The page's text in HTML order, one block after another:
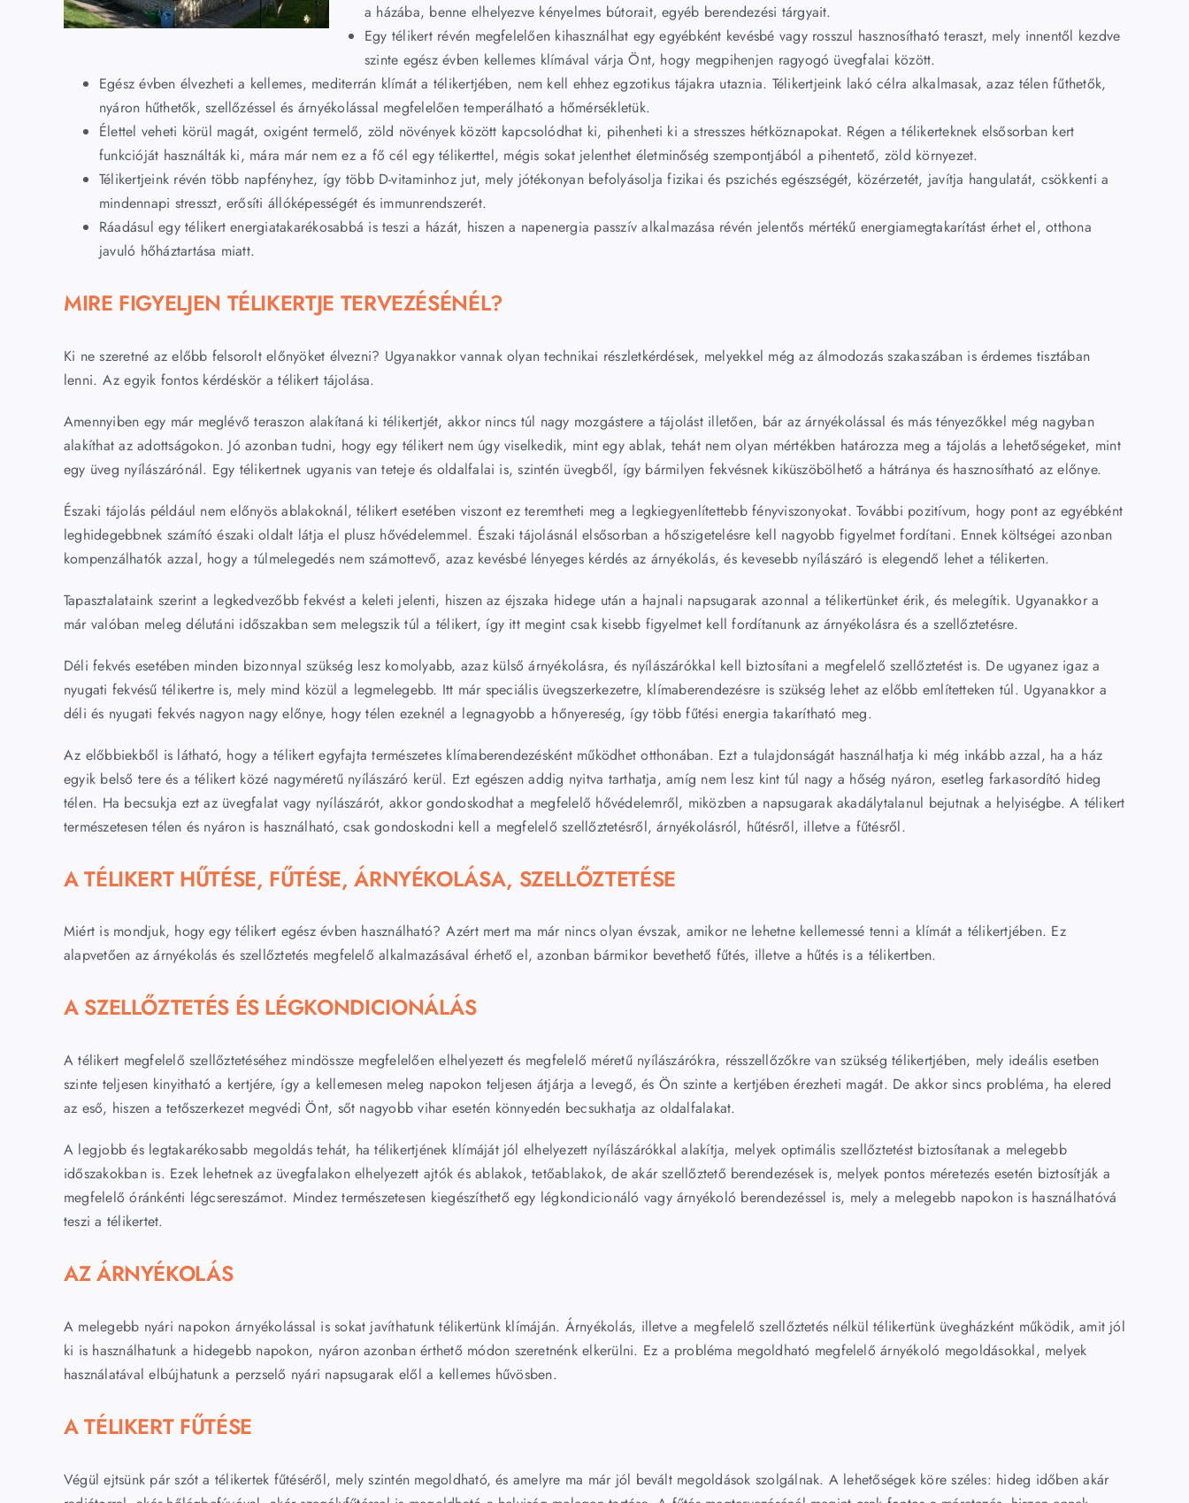
a házába, benne elhelyezve kényelmes bútorait, egyéb berendezési tárgyait.
Egy télikert révén megfelelően kihasználhat egy egyébként kevésbé vagy rosszul hasznosítható teraszt, mely innentől kezdve
szinte egész évben kellemes klímával várja Önt, hogy megpihenjen ragyogó üvegfalai között.
Egész évben élvezheti a kellemes, mediterrán klímát a télikertjében, nem kell ehhez egzotikus tájakra utaznia. Télikertjeink lakó célra alkalmasak, azaz télen fűthetők,
nyáron hűthetők, szellőzéssel és árnyékolással megfelelően temperálható a hőmérsékletük.
Élettel veheti körül magát, oxigént termelő, zöld növények között kapcsolódhat ki, pihenheti ki a stresszes hétköznapokat. Régen a télikerteknek elsősorban kert
funkcióját használták ki, mára már nem ez a fő cél egy télikerttel, mégis sokat jelenthet életminőség szempontjából a pihentető, zöld környezet.
Télikertjeink révén több napfényhez, így több D-vitaminhoz jut, mely jótékonyan befolyásolja fizikai és pszichés egészségét, közérzetét, javítja hangulatát, csökkenti a
mindennapi stresszt, erősíti állóképességét és immunrendszerét.
Ráadásul egy télikert energiatakarékosabbá is teszi a házát, hiszen a napenergia passzív alkalmazása révén jelentős mértékű energiamegtakarítást érhet el, otthona
javuló hőháztartása miatt.
MIRE FIGYELJEN TÉLIKERTJE TERVEZÉSÉNÉL?
Ki ne szeretné az előbb felsorolt előnyöket élvezni? Ugyanakkor vannak olyan technikai részletkérdések, melyekkel még az álmodozás szakaszában is érdemes tisztában
lenni. Az egyik fontos kérdéskör a télikert tájolása.
Amennyiben egy már meglévő teraszon alakítaná ki télikertjét, akkor nincs túl nagy mozgástere a tájolást illetően, bár az árnyékolással és más tényezőkkel még nagyban
alakíthat az adottságokon. Jó azonban tudni, hogy egy télikert nem úgy viselkedik, mint egy ablak, tehát nem olyan mértékben határozza meg a tájolás a lehetőségeket, mint
egy üveg nyílászárónál. Egy télikertnek ugyanis van teteje és oldalfalai is, szintén üvegből, így bármilyen fekvésnek kiküszöbölhető a hátránya és hasznosítható az előnye.
Északi tájolás például nem előnyös ablakoknál, télikert esetében viszont ez teremtheti meg a legkiegyenlítettebb fényviszonyokat. További pozitívum, hogy pont az egyébként
leghidegebbnek számító északi oldalt látja el plusz hővédelemmel. Északi tájolásnál elsősorban a hőszigetelésre kell nagyobb figyelmet fordítani. Ennek költségei azonban
kompenzálhatók azzal, hogy a túlmelegedés nem számottevő, azaz kevésbé lényeges kérdés az árnyékolás, és kevesebb nyílászáró is elegendő lehet a télikerten.
Tapasztalataink szerint a legkedvezőbb fekvést a keleti jelenti, hiszen az éjszaka hidege után a hajnali napsugarak azonnal a télikertünket érik, és melegítik. Ugyanakkor a
már valóban meleg délutáni időszakban sem melegszik túl a télikert, így itt megint csak kisebb figyelmet kell fordítanunk az árnyékolásra és a szellőztetésre.
Déli fekvés esetében minden bizonnyal szükség lesz komolyabb, azaz külső árnyékolásra, és nyílászárókkal kell biztosítani a megfelelő szellőztetést is. De ugyanez igaz a
nyugati fekvésű télikertre is, mely mind közül a legmelegebb. Itt már speciális üvegszerkezetre, klímaberendezésre is szükség lehet az előbb említetteken túl. Ugyanakkor a
déli és nyugati fekvés nagyon nagy előnye, hogy télen ezeknél a legnagyobb a hőnyereség, így több fűtési energia takarítható meg.
Az előbbiekből is látható, hogy a télikert egyfajta természetes klímaberendezésként működhet otthonában. Ezt a tulajdonságát használhatja ki még inkább azzal, ha a ház
egyik belső tere és a télikert közé nagyméretű nyílászáró kerül. Ezt egészen addig nyitva tarthatja, amíg nem lesz kint túl nagy a hőség nyáron, esetleg farkasordító hideg
télen. Ha becsukja ezt az üvegfalat vagy nyílászárót, akkor gondoskodhat a megfelelő hővédelemről, miközben a napsugarak akadálytalanul bejutnak a helyiségbe. A télikert
természetesen télen és nyáron is használható, csak gondoskodni kell a megfelelő szellőztetésről, árnyékolásról, hűtésről, illetve a fűtésről.
A TÉLIKERT HŰTÉSE, FŰTÉSE, ÁRNYÉKOLÁSA, SZELLŐZTETÉSE
Miért is mondjuk, hogy egy télikert egész évben használható? Azért mert ma már nincs olyan évszak, amikor ne lehetne kellemessé tenni a klímát a télikertjében. Ez
alapvetően az árnyékolás és szellőztetés megfelelő alkalmazásával érhető el, azonban bármikor bevethető fűtés, illetve a hűtés is a télikertben.
A SZELLŐZTETÉS ÉS LÉGKONDICIONÁLÁS
A télikert megfelelő szellőztetéséhez mindössze megfelelően elhelyezett és megfelelő méretű nyílászárókra, résszellőzőkre van szükség télikertjében, mely ideális esetben
szinte teljesen kinyitható a kertjére, így a kellemesen meleg napokon teljesen átjárja a levegő, és Ön szinte a kertjében érezheti magát. De akkor sincs probléma, ha elered
az eső, hiszen a tetőszerkezet megvédi Önt, sőt nagyobb vihar esetén könnyedén becsukhatja az oldalfalakat.
A legjobb és legtakarékosabb megoldás tehát, ha télikertjének klímáját jól elhelyezett nyílászárókkal alakítja, melyek optimális szellőztetést biztosítanak a melegebb
időszakokban is. Ezek lehetnek az üvegfalakon elhelyezett ajtók és ablakok, tetőablakok, de akár szellőztető berendezések is, melyek pontos méretezés esetén biztosítják a
megfelelő óránkénti légcsereszámot. Mindez természetesen kiegészíthető egy légkondicionáló vagy árnyékoló berendezéssel is, mely a melegebb napokon is használhatóvá
teszi a télikertet.
AZ ÁRNYÉKOLÁS
A melegebb nyári napokon árnyékolással is sokat javíthatunk télikertünk klímáján. Árnyékolás, illetve a megfelelő szellőztetés nélkül télikertünk üvegházként működik, amit jól
ki is használhatunk a hidegebb napokon, nyáron azonban érthető módon szeretnénk elkerülni. Ez a probléma megoldható megfelelő árnyékoló megoldásokkal, melyek
használatával elbújhatunk a perzselő nyári napsugarak elől a kellemes hűvösben.
A TÉLIKERT FŰTÉSE
Végül ejtsünk pár szót a télikertek fűtéséről, mely szintén megoldható, és amelyre ma már jól bevált megoldások szolgálnak. A lehetőségek köre széles: hideg időben akár